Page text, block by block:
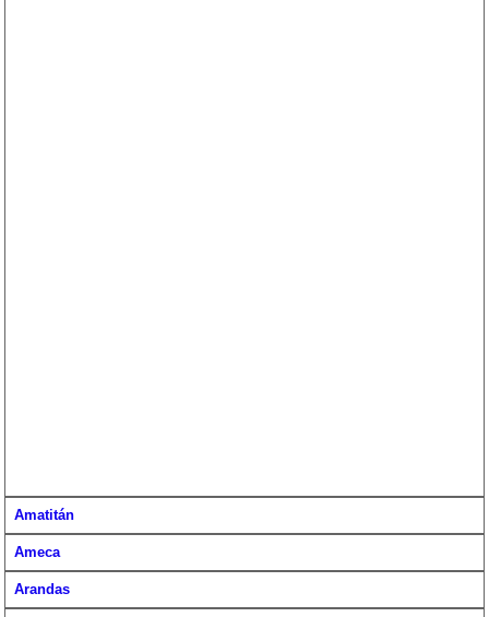
Amatitán
Ameca
Arandas